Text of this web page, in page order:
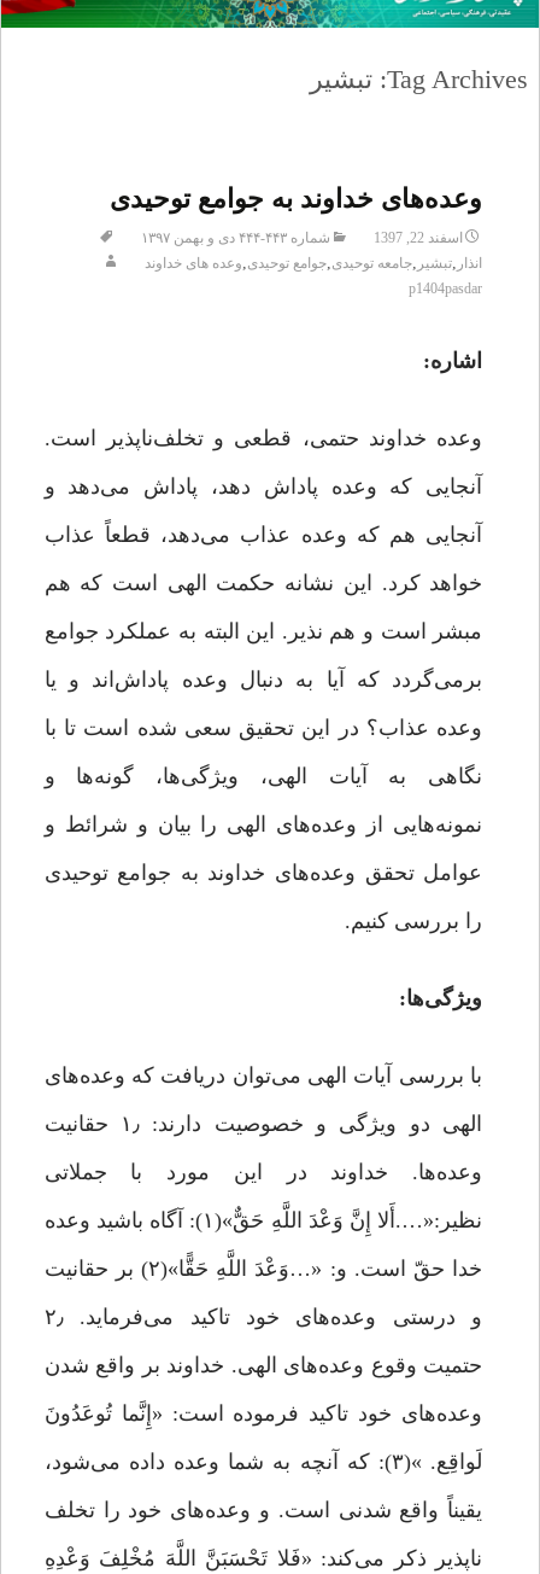
Tag Archives: تبشیر
وعده‌های خداوند به جوامع توحیدی
اسفند 22, 1397
شماره ۴۴۳-۴۴۴ دی و بهمن ۱۳۹۷
انذار ,تبشیر ,جامعه توحیدی,جوامع توحیدی,وعده های خداوند
p1404pasdar
اشاره:
وعده خداوند حتمی، قطعی و تخلف‌ناپذیر است.
آنجایی که وعده پاداش دهد، پاداش می‌دهد و
آنجایی هم که وعده عذاب می‌دهد، قطعاً عذاب
خواهد کرد. این نشانه حکمت الهی است که هم
مبشر است و هم نذیر. این البته به عملکرد جوامع
برمی‌گردد که آیا به دنبال وعده پاداش‌اند و یا
وعده عذاب؟ در این تحقیق سعی شده است تا با
نگاهی به آیات الهی، ویژگی‌ها، گونه‌ها و
نمونه‌هایی از وعده‌های الهی را بیان و شرائط و
عوامل تحقق وعده‌های خداوند به جوامع توحیدی
را بررسی کنیم.
ویژگی‌ها:
با بررسی آیات الهی می‌توان دریافت که وعده‌های
الهی دو ویژگی و خصوصیت دارند: ۱٫ حقانیت
وعده‌ها. خداوند در این مورد با جملاتی
نظیر:«….أَلا إِنَّ وَعْدَ اللَّهِ حَقٌّ»(۱): آگاه باشید وعده
خدا حقّ است. و: «…وَعْدَ اللَّهِ حَقًّا»(۲) بر حقانیت
و درستی وعده‌های خود تاکید می‌فرماید. ۲٫
حتمیت وقوع وعده‌های الهی. خداوند بر واقع شدن
وعده‌های خود تاکید فرموده است: «إِنَّما تُوعَدُونَ
لَواقِع. ‌»(۳): که آنچه به شما وعده داده می‌شود،
یقیناً واقع‌ شدنی است. و وعده‌های خود را تخلف
ناپذیر ذکر می‌کند: «فَلا تَحْسَبَنَّ اللَّهَ مُخْلِفَ وَعْدِهِ